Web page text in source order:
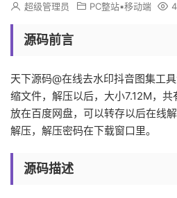
超级管理员 PC整站▪移动端
源码前言
天下源码@在线去水印抖音图集工
缩文件，解压以后，大小7.12M，
放在百度网盘，可以转存以后在线
解压，解压密码在下载窗口里。
源码描述